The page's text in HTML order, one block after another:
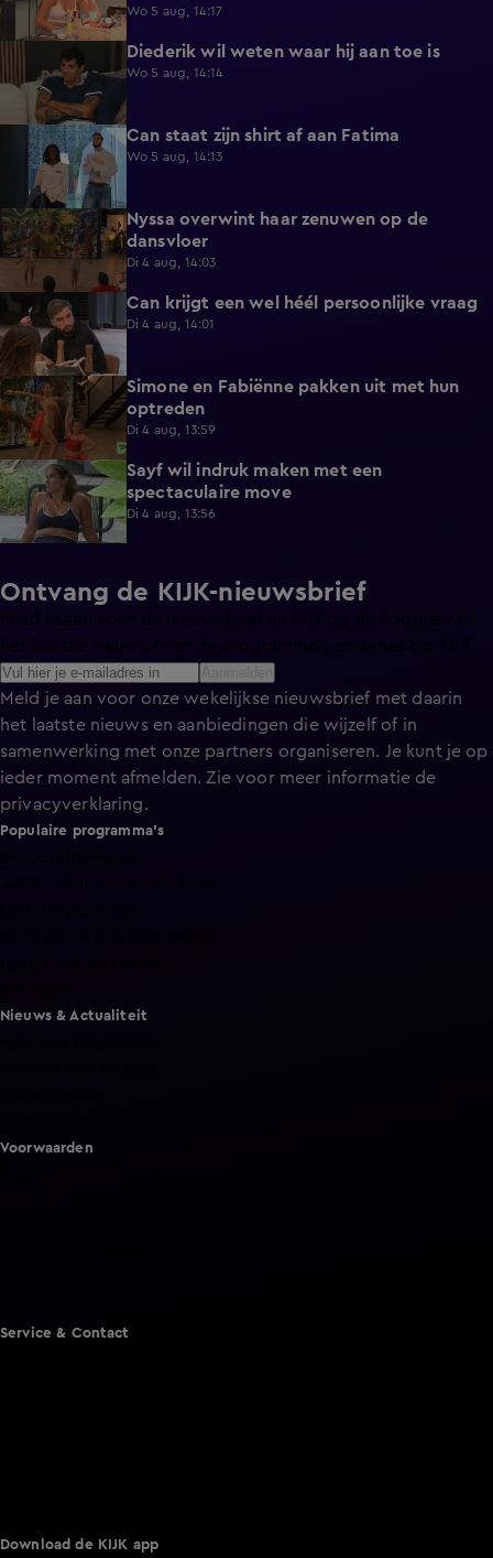
Wo 5 aug, 14:17
Diederik wil weten waar hij aan toe is
Wo 5 aug, 14:14
Can staat zijn shirt af aan Fatima
Wo 5 aug, 14:13
0:35
Nyssa overwint haar zenuwen op de
dansvloer
Di 4 aug, 14:03
0:34 Can krijgt een wel héél persoonlijke vraag
Di 4 aug, 14:01
0:34
Simone en Fabiënne pakken uit met hun
optreden
Di 4 aug, 13:59
0:41
Sayf wil indruk maken met een
spectaculaire move
Di 4 aug, 13:56
Ontvang de KIJK-nieuwsbrief
Meld je aan voor onze wekelijkse nieuwsbrief met daarin
het laatste nieuws en aanbiedingen die wijzelf of in
samenwerking met onze partners organiseren. Je kunt je op
ieder moment afmelden. Zie voor meer informatie de
privacyverklaring.
Populaire programma's
Nieuws & Actualiteit
Voorwaarden
Service & Contact
Download de KIJK app